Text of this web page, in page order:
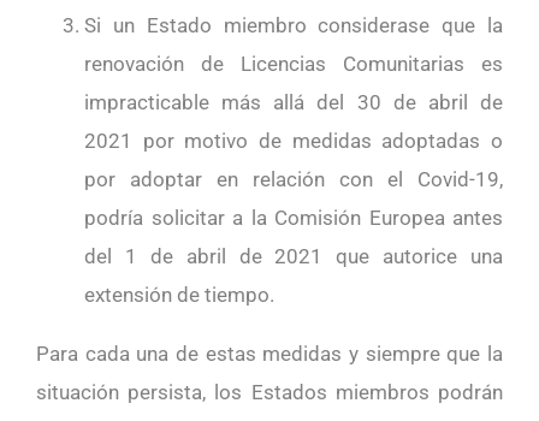
Si un Estado miembro considerase que la
renovación de Licencias Comunitarias es
impracticable más allá del 30 de abril de
2021 por motivo de medidas adoptadas o
por adoptar en relación con el Covid-19,
podría solicitar a la Comisión Europea antes
del 1 de abril de 2021 que autorice una
extensión de tiempo.
Para cada una de estas medidas y siempre que la
situación persista, los Estados miembros podrán